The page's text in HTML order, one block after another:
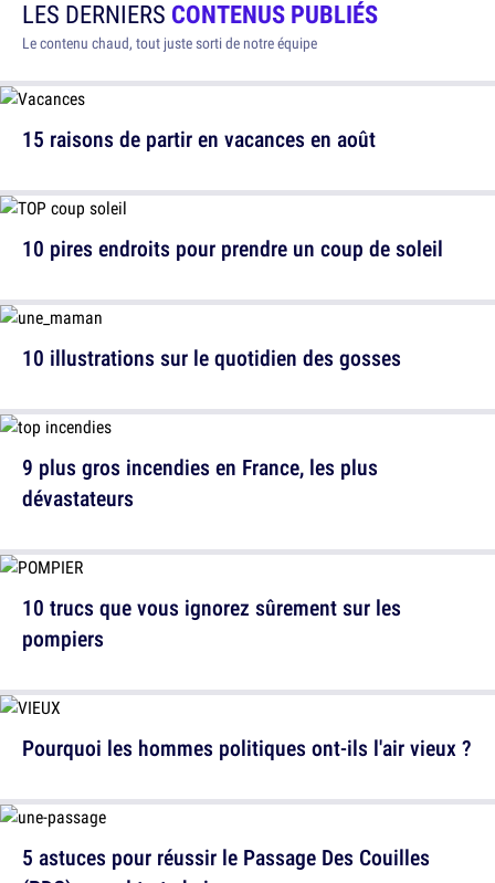
LES DERNIERS CONTENUS PUBLIÉS
Le contenu chaud, tout juste sorti de notre équipe
15 raisons de partir en vacances en août
10 illustrations sur le quotidien des gosses
10 trucs que vous ignorez sûrement sur les
pompiers
5 astuces pour réussir le Passage Des Couilles
10 pires endroits pour prendre un coup de soleil
9 plus gros incendies en France, les plus
dévastateurs
Pourquoi les hommes politiques ont-ils l'air vieux ?